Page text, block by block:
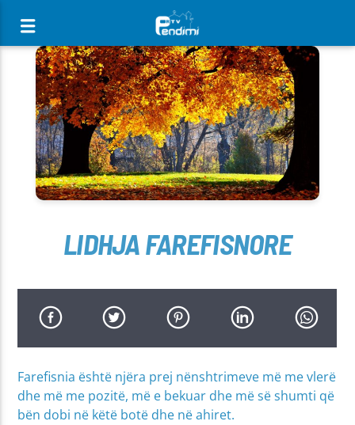
[There are no radio stations in the database]
LIDHJA FAREFISNORE
Farefisnia është njëra prej nënshtrimeve më me vlerë
dhe më me pozitë, më e bekuar dhe më së shumti që
bën dobi në këtë botë dhe në ahiret.